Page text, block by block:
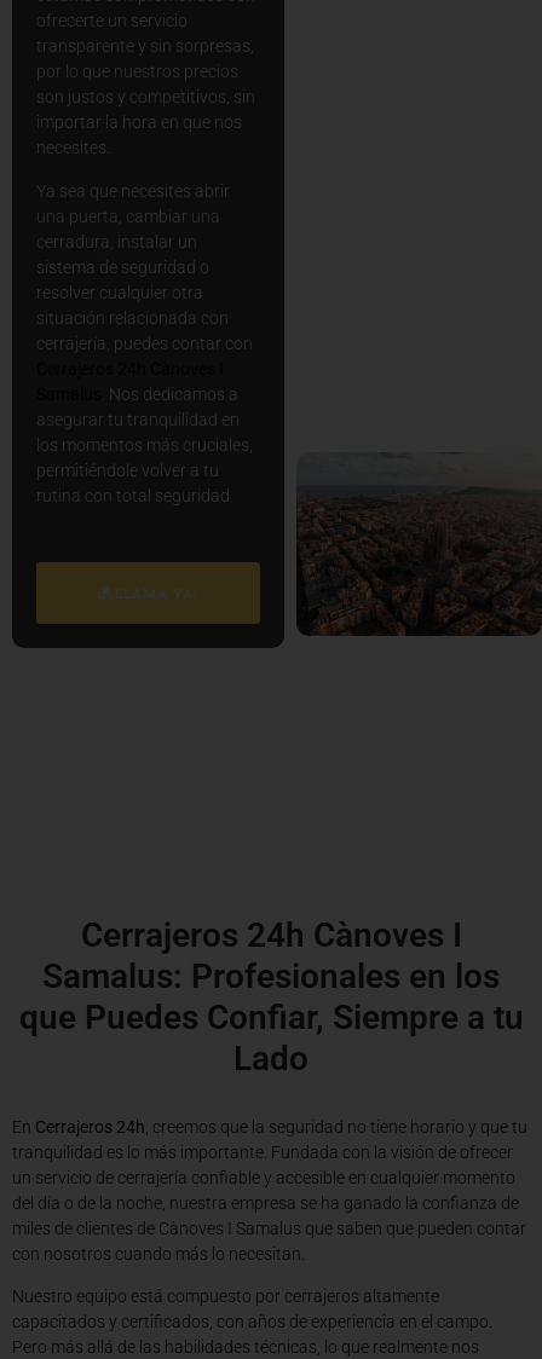
ofrecerte un servicio
transparente y sin sorpresas,
por lo que nuestros precios
son justos y competitivos, sin
importar la hora en que nos
necesites.
Ya sea que necesites abrir
una puerta, cambiar una
cerradura, instalar un
sistema de seguridad o
resolver cualquier otra
situación relacionada con
cerrajería, puedes contar con
. Nos dedicamos a
asegurar tu tranquilidad en
los momentos más cruciales,
permitiéndole volver a tu
rutina con total seguridad.
¡LLAMA YA!
Cerrajeros 24h Cànoves I
Samalus: Profesionales en los
que Puedes Confiar, Siempre a tu
Lado
En Cerrajeros 24h , creemos que la seguridad no tiene horario y que tu
tranquilidad es lo más importante. Fundada con la visión de ofrecer
un servicio de cerrajería confiable y accesible en cualquier momento
del día o de la noche, nuestra empresa se ha ganado la confianza de
miles de clientes de Cànoves I Samalus que saben que pueden contar
con nosotros cuando más lo necesitan.
Nuestro equipo está compuesto por cerrajeros altamente
capacitados y certificados, con años de experiencia en el campo.
Pero más allá de las habilidades técnicas, lo que realmente nos